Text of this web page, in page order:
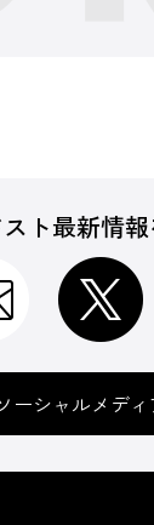
ト最新情
ーシャルメデ